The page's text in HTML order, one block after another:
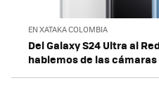
EN XATAKA COLOMBIA
Del Galaxy S24 Ultra al
hablemos de las